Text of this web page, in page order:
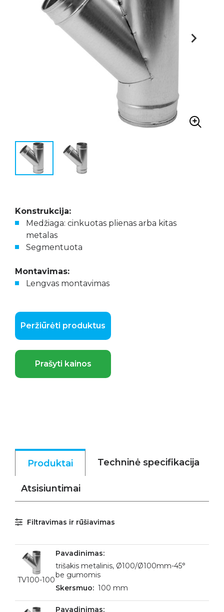
Konstrukcija:
Medžiaga: cinkuotas plienas arba kitas
metalas
Segmentuota
Montavimas:
Lengvas montavimas
Peržiūrėti produktus
Prašyti kainos
Produktai Techninė specifikacija
Atsisiuntimai
Filtravimas ir rūšiavimas
TV100-100
trišakis metalinis, Ø100/Ø100mm-45°
be gumomis
100 mm